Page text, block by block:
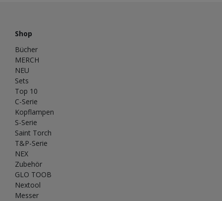
Shop
Bücher
MERCH
NEU
Sets
Top 10
C-Serie
Kopflampen
S-Serie
Saint Torch
T&P-Serie
NEX
Zubehör
GLO TOOB
Nextool
Messer